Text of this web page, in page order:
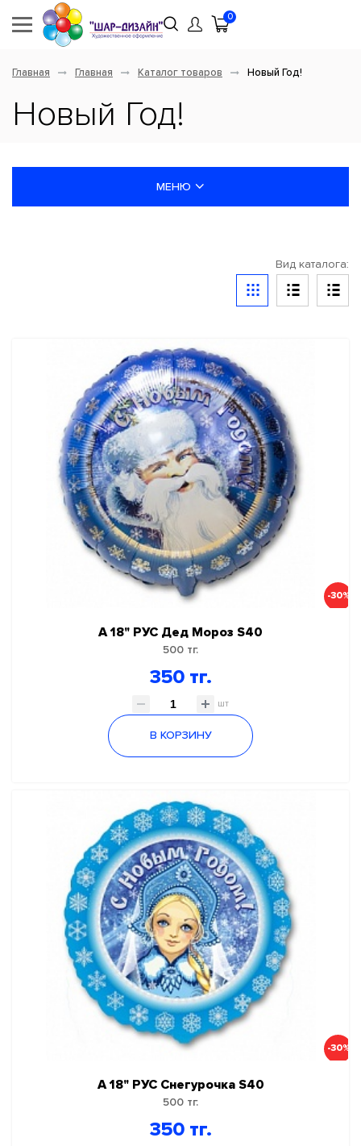
0
Главная Главная Каталог товаров Новый Год!
Новый Год!
МЕНЮ
ГЕЛИЙ, ОБОРУДОВАНИЕ, АКСЕССУАРЫ
НОВЫЙ ГОД!
КАРНАВАЛЬНО ПРАЗДНИЧНАЯ ПРОДУКЦИЯ
ПРАЗДНИК В СТИЛЕ
Вид каталога:
-30%
А 18" РУС Дед Мороз S40
500 тг.
350 тг.
шт
В КОРЗИНУ
-30%
А 18" РУС Снегурочка S40
500 тг.
350 тг.